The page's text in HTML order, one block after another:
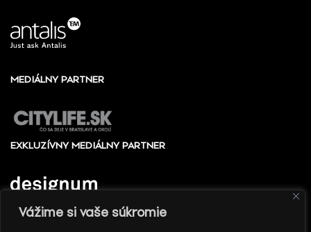
Vážime si vaše súkromie
MEDIÁLNY PARTNER
EXKLUZÍVNY MEDIÁLNY PARTNER